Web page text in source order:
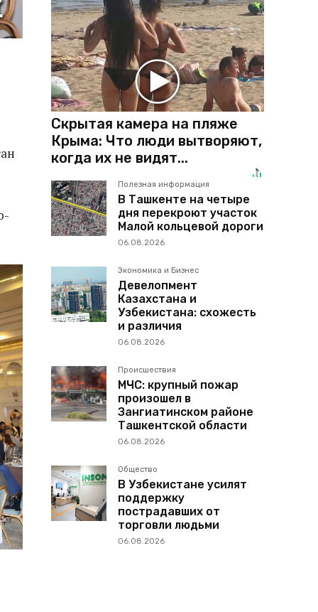
Скрытая камера на пляже
Крыма: Что люди вытворяют,
когда их не видят...
Полезная информация
В Ташкенте на четыре
дня перекроют участок
Малой кольцевой дороги
06.08.2026
Экономика и Бизнес
Девелопмент
Казахстана и
Узбекистана: схожесть
и различия
06.08.2026
Происшествия
МЧС: крупный пожар
произошел в
Зангиатинском районе
Ташкентской области
06.08.2026
Общество
В Узбекистане усилят
поддержку
пострадавших от
торговли людьми
06.08.2026